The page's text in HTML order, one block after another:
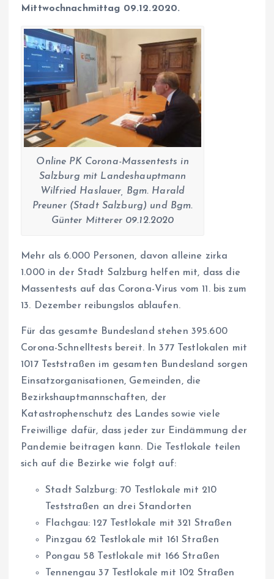
Mittwochnachmittag 09.12.2020.
Online PK Corona-Massentests in
Salzburg mit Landeshauptmann
Wilfried Haslauer, Bgm. Harald
Preuner (Stadt Salzburg) und Bgm.
Günter Mitterer 09.12.2020
Mehr als 6.000 Personen, davon alleine zirka
1.000 in der Stadt Salzburg helfen mit, dass die
Massentests auf das Corona-Virus vom 11. bis zum
13. Dezember reibungslos ablaufen.
Für das gesamte Bundesland stehen 395.600
Corona-Schnelltests bereit. In 377 Testlokalen mit
1017 Teststraßen im gesamten Bundesland sorgen
Einsatzorganisationen, Gemeinden, die
Bezirkshauptmannschaften, der
Katastrophenschutz des Landes sowie viele
Freiwillige dafür, dass jeder zur Eindämmung der
Pandemie beitragen kann. Die Testlokale teilen
sich auf die Bezirke wie folgt auf:
Stadt Salzburg: 70 Testlokale mit 210
Teststraßen an drei Standorten
Flachgau: 127 Testlokale mit 321 Straßen
Pinzgau 62 Testlokale mit 161 Straßen
Pongau 58 Testlokale mit 166 Straßen
Tennengau 37 Testlokale mit 102 Straßen